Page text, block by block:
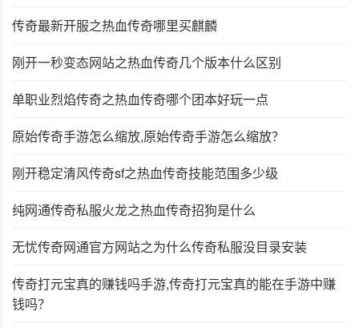
传奇最新开服之热血传奇哪里买麒麟
刚开一秒变态网站之热血传奇几个版本什么区别
单职业烈焰传奇之热血传奇哪个团本好玩一点
原始传奇手游怎么缩放,原始传奇手游怎么缩放？
刚开稳定清风传奇sf之热血传奇技能范围多少级
纯网通传奇私服火龙之热血传奇招狗是什么
无忧传奇网通官方网站之为什么传奇私服没目录安装
传奇打元宝真的赚钱吗手游,传奇打元宝真的能在手游中赚
钱吗？